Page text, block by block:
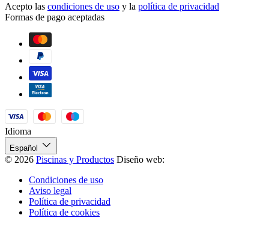
Acepto las condiciones de uso y la política de privacidad
Formas de pago aceptadas
Idioma
Español
© 2026 Piscinas y Productos Diseño web:
Condiciones de uso
Aviso legal
Política de privacidad
Política de cookies